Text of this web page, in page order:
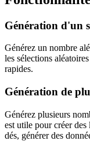
Génération d'un
Générez un nombre
les sélections
rapides.
Génération de
Générez plusieurs
est utile pour créer des
dés, générer des